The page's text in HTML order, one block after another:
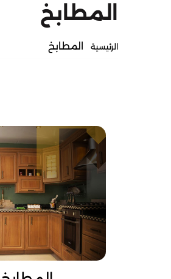
المطابخ
الرئيسية المطابخ